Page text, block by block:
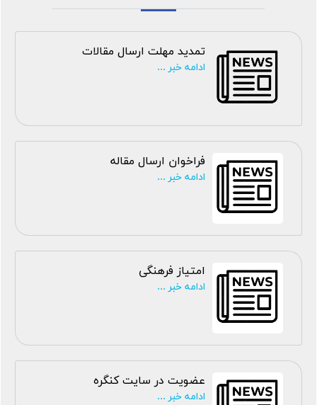
تمدید مهلت ارسال مقالات
ادامه خبر ...
فراخوان ارسال مقاله
ادامه خبر ...
امتیاز فرهنگی
ادامه خبر ...
عضویت در سایت کنگره
ادامه خبر ...